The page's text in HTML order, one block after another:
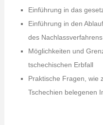
Einführung in das
Einführung in den
des
Möglichkeiten und
tschechischen Erbfall
Praktische Fragen, wie
Tschechien belegenen